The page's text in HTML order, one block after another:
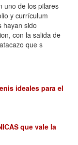
uno de los pilares
y currículum
hayan sido
con la salida de
que s
ideales para el
que vale la